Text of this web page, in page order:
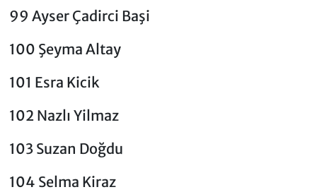
99 Ayser Çadirci Başi
100 Şeyma Altay
101 Esra Kicik
102 Nazlı Yilmaz
103 Suzan Doğdu
104 Selma Kiraz